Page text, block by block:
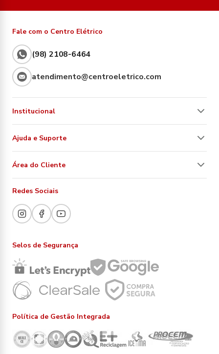
Fale com o Centro Elétrico
(98) 2108-6464
atendimento@centroeletrico.com
Institucional
Ajuda e Suporte
Área do Cliente
Redes Sociais
Selos de Segurança
Política de Gestão Integrada